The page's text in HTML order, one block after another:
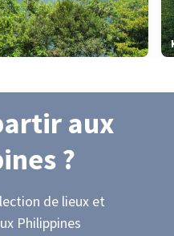
aux
?
de lieux et
Philippines